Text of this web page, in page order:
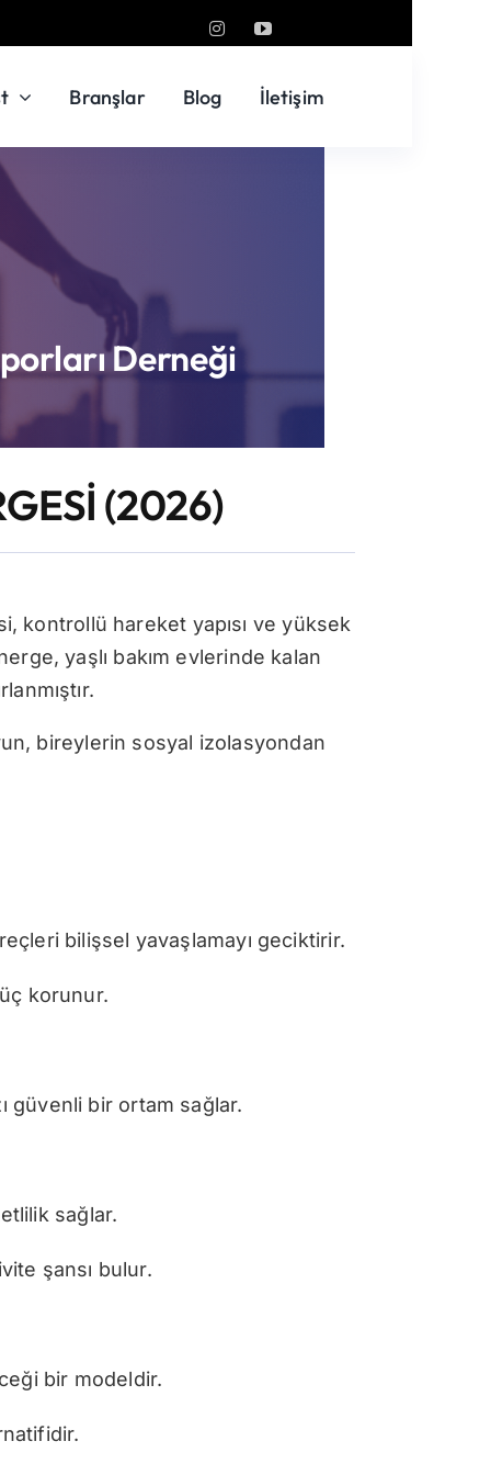
Branşlar Blog İletişim
Derneği
(2026)
kontrollü hareket yapısı ve yüksek
yaşlı bakım evlerinde kalan
bireylerin sosyal izolasyondan
bilişsel yavaşlamayı geciktirir.
korunur.
güvenli bir ortam sağlar.
sağlar.
şansı bulur.
bir modeldir.